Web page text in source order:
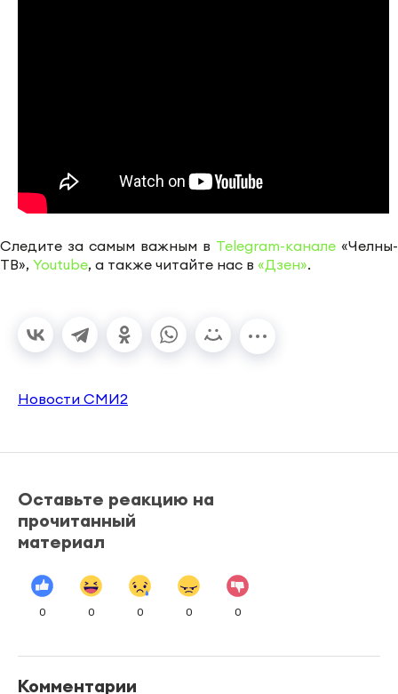
Следите за самым важным в Telegram-канале «Челны-
ТВ», Youtube, а также читайте нас в «Дзен».
Новости СМИ2
Оставьте реакцию на
прочитанный
материал
0 0 0 0 0
Комментарии